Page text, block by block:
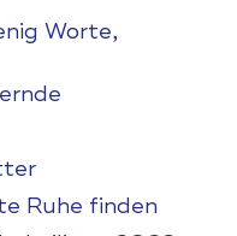
Worte,
Ruhe finden